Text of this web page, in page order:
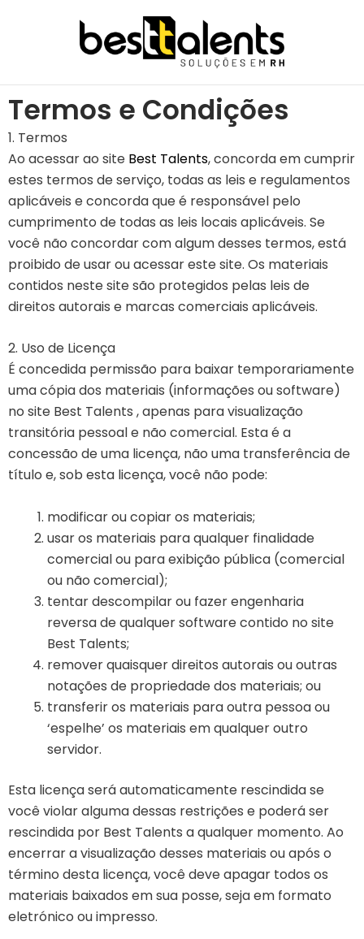
Termos e Condições
1. Termos
Ao acessar ao site Best Talents, concorda em cumprir
estes termos de serviço, todas as leis e regulamentos
aplicáveis ​​e concorda que é responsável pelo
cumprimento de todas as leis locais aplicáveis. Se
você não concordar com algum desses termos, está
proibido de usar ou acessar este site. Os materiais
contidos neste site são protegidos pelas leis de
direitos autorais e marcas comerciais aplicáveis.
2. Uso de Licença
É concedida permissão para baixar temporariamente
uma cópia dos materiais (informações ou software)
no site Best Talents , apenas para visualização
transitória pessoal e não comercial. Esta é a
concessão de uma licença, não uma transferência de
título e, sob esta licença, você não pode:
modificar ou copiar os materiais;
usar os materiais para qualquer finalidade
comercial ou para exibição pública (comercial
ou não comercial);
tentar descompilar ou fazer engenharia
reversa de qualquer software contido no site
Best Talents;
remover quaisquer direitos autorais ou outras
notações de propriedade dos materiais; ou
transferir os materiais para outra pessoa ou
‘espelhe’ os materiais em qualquer outro
servidor.
Esta licença será automaticamente rescindida se
você violar alguma dessas restrições e poderá ser
rescindida por Best Talents a qualquer momento. Ao
encerrar a visualização desses materiais ou após o
término desta licença, você deve apagar todos os
materiais baixados em sua posse, seja em formato
eletrónico ou impresso.